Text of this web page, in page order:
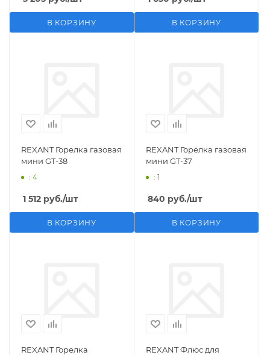
В КОРЗИНУ В КОРЗИНУ
REXANT Горелка газовая
мини GT-38
: 4
1 512 руб./шт
В КОРЗИНУ
REXANT Горелка газовая
мини GT-37
: 1
840 руб./шт
В КОРЗИНУ
REXANT Горелка
REXANT Флюс для